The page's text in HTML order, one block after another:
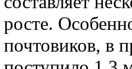
росте.
почтовиков, в